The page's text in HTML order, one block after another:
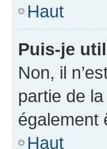
Haut
Puis-je
Non, il
partie de
également
Haut